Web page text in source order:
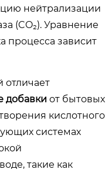
нейтрализации
(CO₂). Уравнение
процесса зависит
отличает
добавки от бытовых
кислотного
системах
такие как